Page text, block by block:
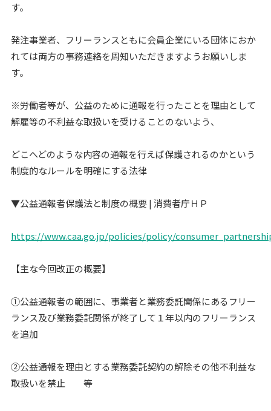
す。
発注事業者、フリーランスともに会員企業にいる団体におか
れては両方の事務連絡を周知いただきますようお願いしま
す。
※労働者等が、公益のために通報を行ったことを理由として
解雇等の不利益な取扱いを受けることのないよう、
どこへどのような内容の通報を行えば保護されるのかという
制度的なルールを明確にする法律
▼公益通報者保護法と制度の概要 | 消費者庁ＨＰ
https://www.caa.go.jp/policies/policy/
【主な今回改正の概要】
①公益通報者の範囲に、事業者と業務委託関係にあるフリー
ランス及び業務委託関係が終了して１年以内のフリーランス
を追加
②公益通報を理由とする業務委託契約の解除その他不利益な
取扱いを禁止 等